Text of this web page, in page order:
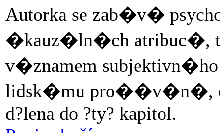
Autorka se zab�v�
�kauz�ln�ch atribuc�,
v�znamem
lidsk�mu pro��v�n�,
d?lena do ?ty? kapitol.